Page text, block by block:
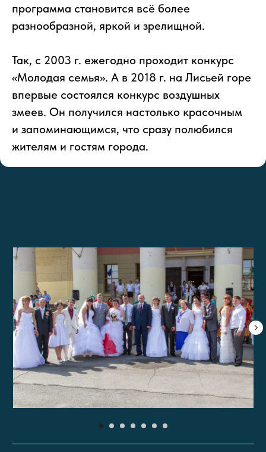
программа становится всё более
разнообразной, яркой и зрелищной.
Так, с 2003 г. ежегодно проходит конкурс
«Молодая семья». А в 2018 г. на Лисьей горе
впервые состоялся конкурс воздушных
змеев. Он получился настолько красочным
и запоминающимся, что сразу полюбился
жителям и гостям города.